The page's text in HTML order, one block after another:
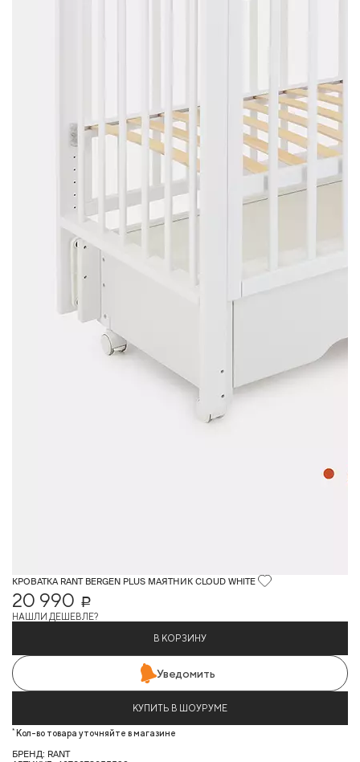
КРОВАТКА RANT BERGEN PLUS МАЯТНИК CLOUD WHITE
20 990
Р
НАШЛИ ДЕШЕВЛЕ?
В КОРЗИНУ
Уведомить
КУПИТЬ В ШОУРУМЕ
* Кол-во товара уточняйте в магазине
БРЕНД: RANT